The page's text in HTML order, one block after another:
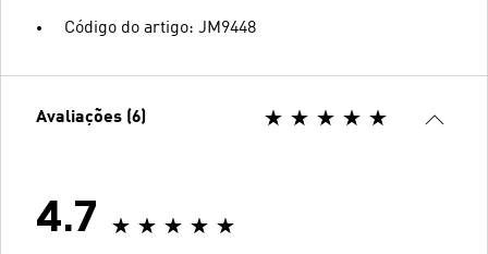
Código do artigo: JM9448
Avaliações (6)
4.7